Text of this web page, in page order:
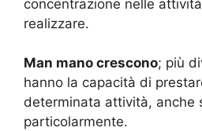
concentrazione nelle
realizzare.
Man mano crescono; più
hanno la capacità di
determinata attività, anche
particolarmente.